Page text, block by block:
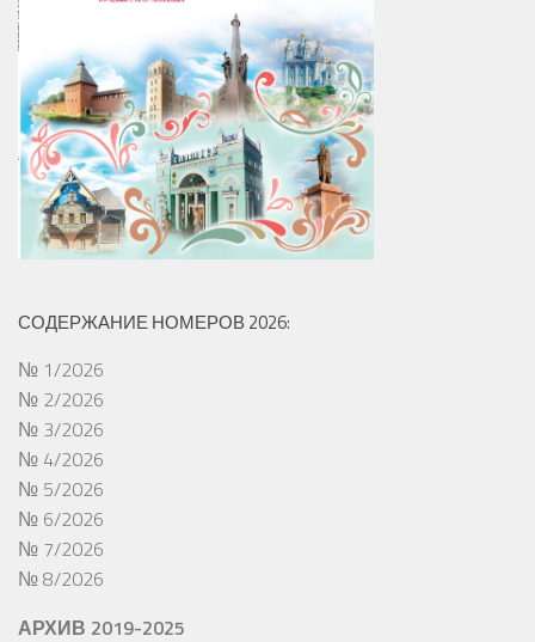
СОДЕРЖАНИЕ НОМЕРОВ 2026:
№ 1/2026
№ 2/2026
№ 3/2026
№ 4/2026
№ 5/2026
№ 6/2026
№ 7/2026
№ 8/2026
АРХИВ 2019-2025